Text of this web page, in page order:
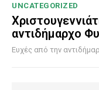
UNCATEGORIZED
αντιδήμαρχο